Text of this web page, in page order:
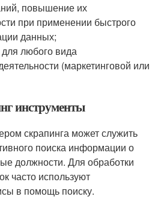
повышение их
при применении быстрого
данных;
любого вида
(маркетинговой или
инструменты
скрапинга может служить
поиска информации о
должности. Для обработки
часто используют
в помощь поиску.